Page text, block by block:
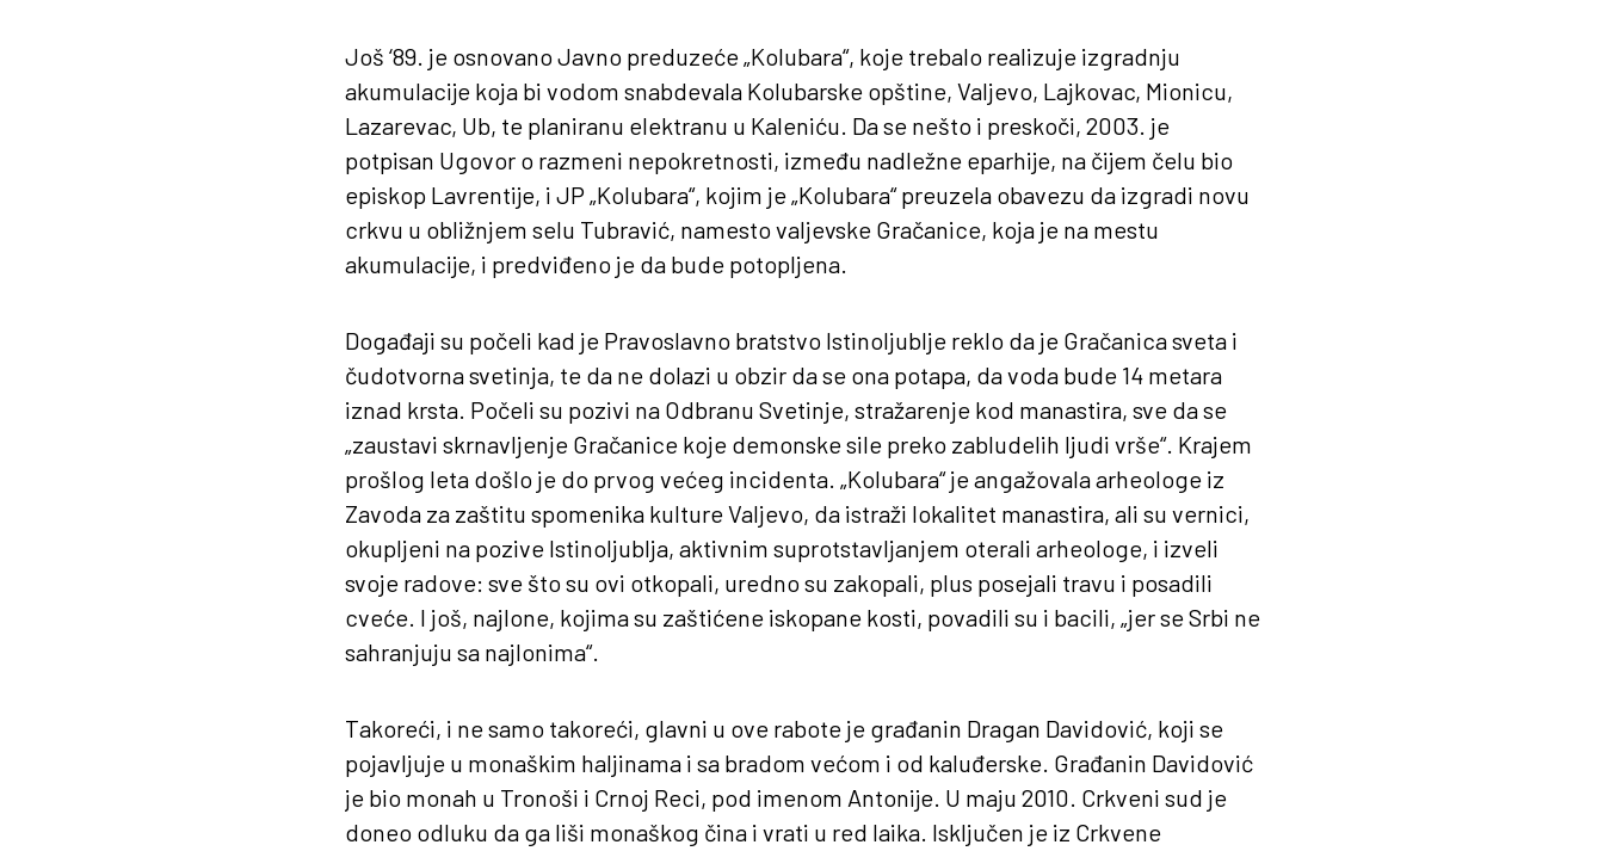
Još ‘89. je osnovano Javno preduzeće „Kolubara“, koje trebalo realizuje izgradnju
akumulacije koja bi vodom snabdevala Kolubarske opštine, Valjevo, Lajkovac, Mionicu,
Lazarevac, Ub, te planiranu elektranu u Kaleniću. Da se nešto i preskoči, 2003. je
potpisan Ugovor o razmeni nepokretnosti, između nadležne eparhije, na čijem čelu bio
episkop Lavrentije, i JP „Kolubara“, kojim je „Kolubara“ preuzela obavezu da izgradi novu
crkvu u obližnjem selu Tubravić, namesto valjevske Gračanice, koja je na mestu
akumulacije, i predviđeno je da bude potopljena.
Događaji su počeli kad je Pravoslavno bratstvo Istinoljublje reklo da je Gračanica sveta i
čudotvorna svetinja, te da ne dolazi u obzir da se ona potapa, da voda bude 14 metara
iznad krsta. Počeli su pozivi na Odbranu Svetinje, stražarenje kod manastira, sve da se
„zaustavi skrnavljenje Gračanice koje demonske sile preko zabludelih ljudi vrše“. Krajem
prošlog leta došlo je do prvog većeg incidenta. „Kolubara“ je angažovala arheologe iz
Zavoda za zaštitu spomenika kulture Valjevo, da istraži lokalitet manastira, ali su vernici,
okupljeni na pozive Istinoljublja, aktivnim suprotstavljanjem oterali arheologe, i izveli
svoje radove: sve što su ovi otkopali, uredno su zakopali, plus posejali travu i posadili
cveće. I još, najlone, kojima su zaštićene iskopane kosti, povadili su i bacili, „jer se Srbi ne
sahranjuju sa najlonima“.
Takoreći, i ne samo takoreći, glavni u ove rabote je građanin Dragan Davidović, koji se
pojavljuje u monaškim haljinama i sa bradom većom i od kaluđerske. Građanin Davidović
je bio monah u Tronoši i Crnoj Reci, pod imenom Antonije. U maju 2010. Crkveni sud je
doneo odluku da ga liši monaškog čina i vrati u red laika. Isključen je iz Crkvene